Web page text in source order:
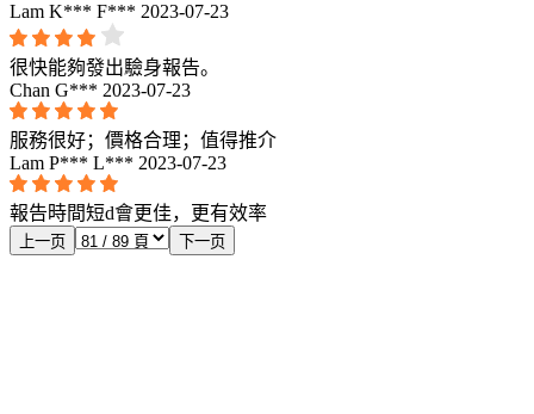
Lam K*** F*** 2023-07-23
很快能夠發出驗身報告。
Chan G*** 2023-07-23
服務很好；價格合理；值得推介
Lam P*** L*** 2023-07-23
報告時間短d會更佳，更有效率
上一页 下一页